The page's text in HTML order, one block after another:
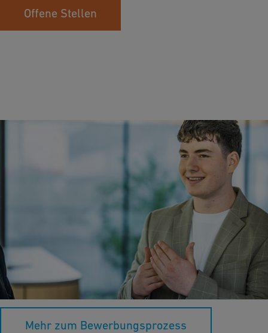
Offene Stellen
So bewirbst du dich bei uns
Möchtest du wissen, wie unser Bewerbungsprozess abläuft?
Hier findest du alles, was du zur Vorbereitung brauchst, damit
du selbstbewusst in dein Bewerbungsgespräch starten kannst.
Mehr zum Bewerbungsprozess